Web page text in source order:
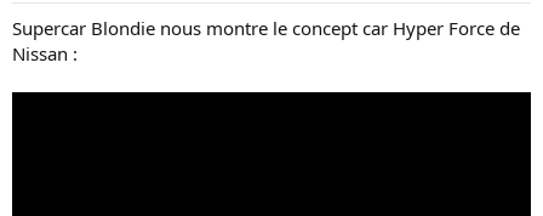
Supercar Blondie nous montre le concept car Hyper Force de
Nissan :